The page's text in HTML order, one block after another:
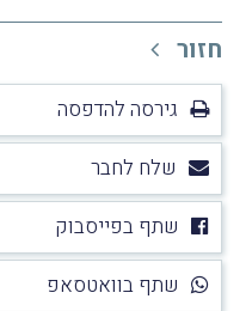
חזור
גירסה להדפסה
שלח לחבר
שתף בפייסבוק
שתף בוואטסאפ